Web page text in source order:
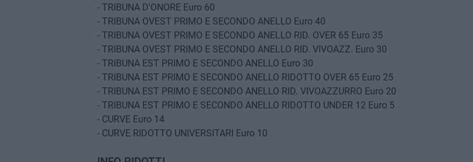
- TRIBUNA D'ONORE Euro 60
- TRIBUNA OVEST PRIMO E SECONDO ANELLO Euro 40
- TRIBUNA OVEST PRIMO E SECONDO ANELLO RID. OVER 65 Euro 35
- TRIBUNA OVEST PRIMO E SECONDO ANELLO RID. VIVOAZZ. Euro 30
- TRIBUNA EST PRIMO E SECONDO ANELLO Euro 30
- TRIBUNA EST PRIMO E SECONDO ANELLO RIDOTTO OVER 65 Euro 25
- TRIBUNA EST PRIMO E SECONDO ANELLO RID. VIVOAZZURRO Euro 20
- TRIBUNA EST PRIMO E SECONDO ANELLO RIDOTTO UNDER 12 Euro 5
- CURVE Euro 14
- CURVE RIDOTTO UNIVERSITARI Euro 10